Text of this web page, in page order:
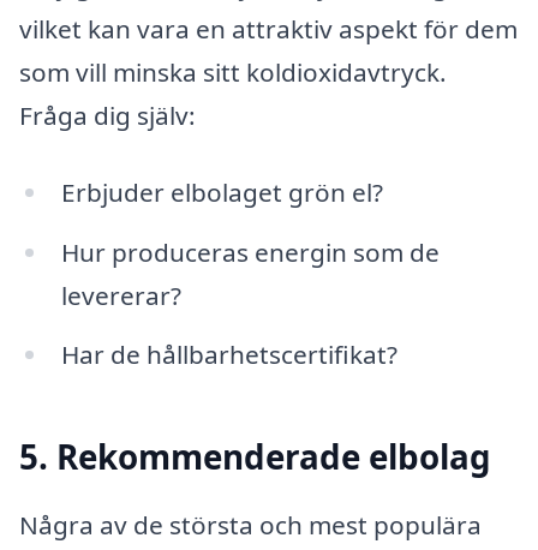
vilket kan vara en attraktiv aspekt för dem
som vill minska sitt koldioxidavtryck.
Fråga dig själv:
Erbjuder elbolaget grön el?
Hur produceras energin som de
levererar?
Har de hållbarhetscertifikat?
5. Rekommenderade elbolag
Några av de största och mest populära